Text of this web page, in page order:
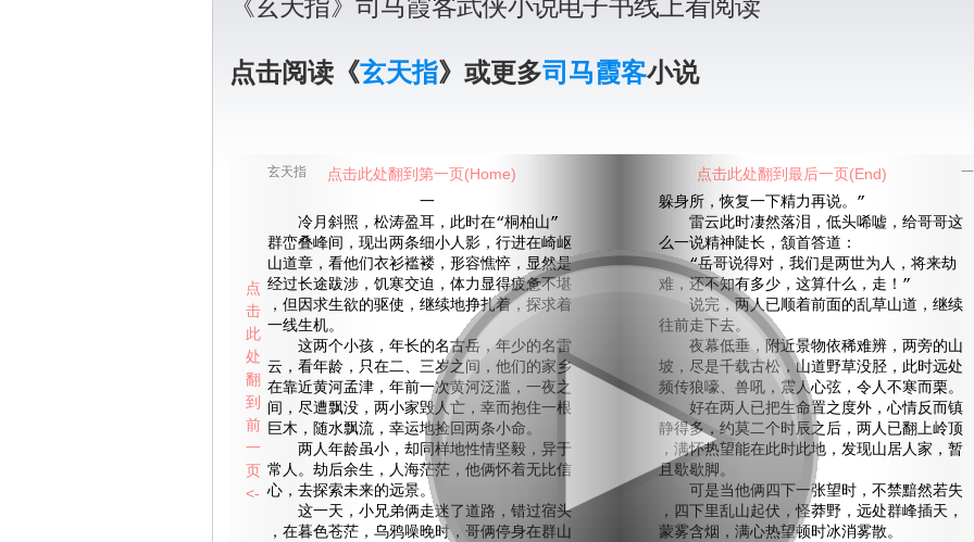
《玄天指》司马霞客武侠小说电子书线上看阅读
点击阅读《玄天指》或更多司马霞客小说
玄天指 一
一
冷月斜照，松涛盈耳，此时在“桐柏山”
群峦叠峰间，现出两条细小人影，行进在崎岖
山道章，看他们衣衫褴褛，形容憔悴，显然是
经过长途跋涉，饥寒交迫，体力显得疲惫不堪
，但因求生欲的驱使，继续地挣扎着，探求着
一线生机。
这两个小孩，年长的名古岳，年少的名雷
云，看年龄，只在二、三岁之间，他们的家乡
在靠近黄河孟津，年前一次黄河泛滥，一夜之
间，尽遭飘没，两小家毁人亡，幸而抱住一根
巨木，随水飘流，幸运地捡回两条小命。
两人年龄虽小，却同样地性情坚毅，异于
常人。劫后余生，人海茫茫，他俩怀着无比信
心，去探索未来的远景。
这一天，小兄弟俩走迷了道路，错过宿头
，在暮色苍茫，乌鸦噪晚时，哥俩停身在群山
躲身所，恢复一下精力再说。”
雷云此时凄然落泪，低头唏嘘，给哥哥这
么一说精神陡长，颔首答道：
“岳哥说得对，我们是两世为人，将来劫
难，还不知有多少，这算什么，走！”
说完，两人已顺着前面的乱草山道，继续
往前走下去。
夜幕低垂，附近景物依稀难辨，两旁的山
坡，尽是千载古松，山道野草没胫，此时远处
频传狼嚎、兽吼，震人心弦，令人不寒而栗。
好在两人已把生命置之度外，心情反而镇
静得多，约莫二个时辰之后，两人已翻上岭顶
，满怀热望能在此时此地，发现山居人家，暂
且歇歇脚。
可是当他俩四下一张望时，不禁黯然若失
，四下里乱山起伏，怪莽野，远处群峰插天，
蒙雾含烟，满心热望顿时冰消雾散。
点击此处翻到第一页(Home) 点击此处翻到最后一页(End)
点
击
此
处
翻
到
前
一
页
<-